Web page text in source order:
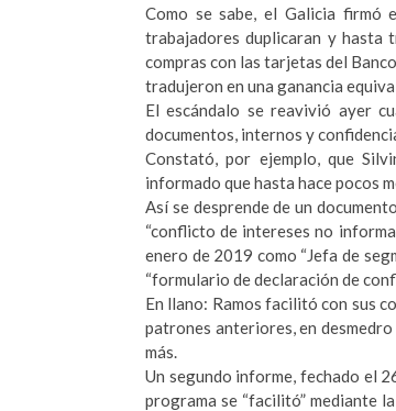
Como se sabe, el Galicia firmó
trabajadores duplicaran y hasta
compras con las tarjetas del
tradujeron en una ganancia
El escándalo se reavivió ayer
documentos, internos y
Constató, por ejemplo, que
informado que hasta hace pocos
Así se desprende de un
“conflicto de intereses no
enero de 2019 como “Jefa de
“formulario de declaración de
En llano: Ramos facilitó con sus
patrones anteriores, en
más.
Un segundo informe, fechado el
programa se “facilitó” mediante